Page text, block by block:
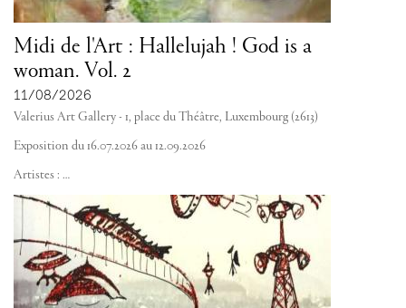
Midi de l'Art : Hallelujah ! God is a
woman. Vol. 2
11/08/2026
Valerius Art Gallery - 1, place du Théâtre, Luxembourg (2613)
Exposition du 16.07.2026 au 12.09.2026
Artistes : …